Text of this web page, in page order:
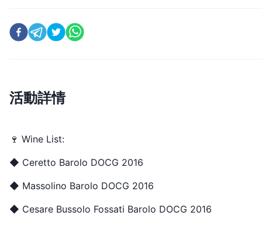
活動詳情
🍷 Wine List:
◆ Ceretto Barolo DOCG 2016
◆ Massolino Barolo DOCG 2016
◆ Cesare Bussolo Fossati Barolo DOCG 2016